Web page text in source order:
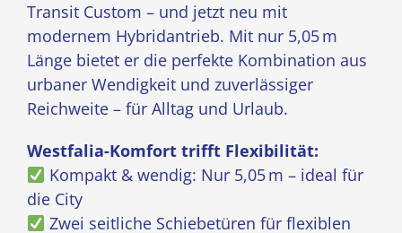
Transit Custom – und jetzt neu mit
modernem Hybridantrieb. Mit nur 5,05 m
Länge bietet er die perfekte Kombination aus
urbaner Wendigkeit und zuverlässiger
Reichweite – für Alltag und Urlaub.
Westfalia-Komfort trifft Flexibilität:
Kompakt & wendig: Nur 5,05 m – ideal für
die City
Zwei seitliche Schiebetüren für flexiblen